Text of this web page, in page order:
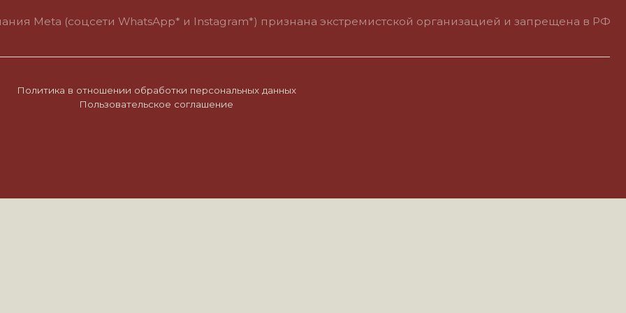
Пользовательское соглашение